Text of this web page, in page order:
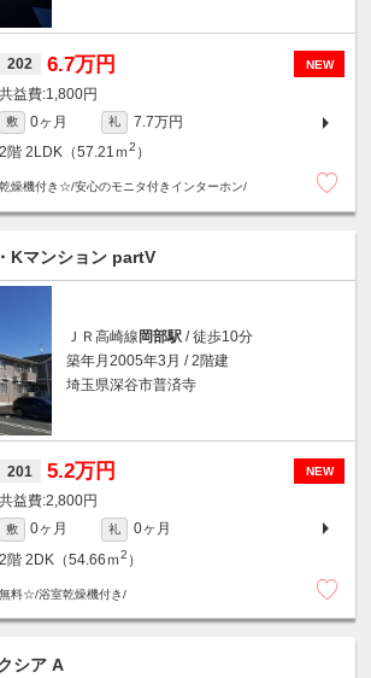
NEW
202 6.7万円
1,800円
敷 0ヶ月 礼
7.7万円
2階 2LDK（57.21ｍ2 ）
燥機付き☆/安心のモニタ付きインターホン/
Kマンション partV
ＪＲ高崎線岡部駅 / 徒歩10分
築年月2005年3月 / 2階建
埼玉県深谷市普済寺
NEW
201 5.2万円
2,800円
敷 0ヶ月 礼
0ヶ月
2階 2DK（54.66ｍ2 ）
料☆/浴室乾燥機付き/
シア A